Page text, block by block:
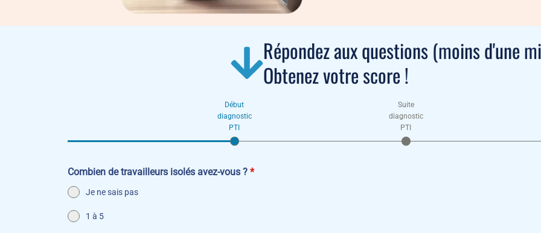
Répondez aux questions (moins d'une
Obtenez votre score !
Début
diagnostic
PTI
Suite
diagnostic
PTI
Combien de travailleurs isolés avez-vous ? *
Je ne sais pas
1 à 5